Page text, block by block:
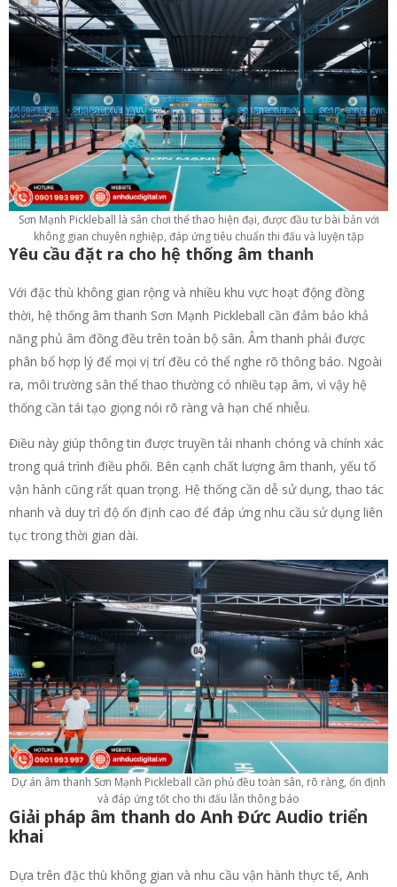
Sơn Mạnh Pickleball là sân chơi thể thao hiện đại, được đầu tư bài bản với
không gian chuyên nghiệp, đáp ứng tiêu chuẩn thi đấu và luyện tập
Yêu cầu đặt ra cho hệ thống âm thanh
Với đặc thù không gian rộng và nhiều khu vực hoạt động đồng
thời, hệ thống âm thanh Sơn Mạnh Pickleball cần đảm bảo khả
năng phủ âm đồng đều trên toàn bộ sân. Âm thanh phải được
phân bổ hợp lý để mọi vị trí đều có thể nghe rõ thông báo. Ngoài
ra, môi trường sân thể thao thường có nhiều tạp âm, vì vậy hệ
thống cần tái tạo giọng nói rõ ràng và hạn chế nhiễu.
Điều này giúp thông tin được truyền tải nhanh chóng và chính xác
trong quá trình điều phối. Bên cạnh chất lượng âm thanh, yếu tố
vận hành cũng rất quan trọng. Hệ thống cần dễ sử dụng, thao tác
nhanh và duy trì độ ổn định cao để đáp ứng nhu cầu sử dụng liên
tục trong thời gian dài.
Dự án âm thanh Sơn Mạnh Pickleball cần phủ đều toàn sân, rõ ràng, ổn định
và đáp ứng tốt cho thi đấu lẫn thông báo
Giải pháp âm thanh do Anh Đức Audio triển
khai
Dựa trên đặc thù không gian và nhu cầu vận hành thực tế, Anh